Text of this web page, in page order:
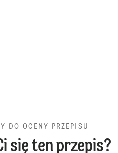
DO OCENY PRZEPISU
się ten przepis?